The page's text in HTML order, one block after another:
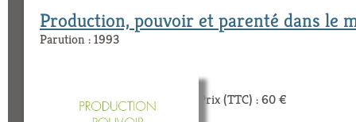
Production, pouvoir et parenté dans le
Parution : 1993
Prix (TTC) : 60 €